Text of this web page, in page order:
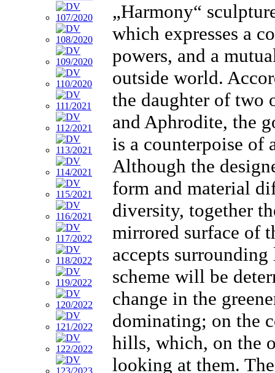
„Harmony“
which expresses a
powers, and a
outside world.
the daughter of two
and Aphrodite, the
is a counterpoise of
Although the
form and material
diversity, together
mirrored surface of
accepts
scheme will be
change in the
dominating; on the
hills, which, on the
looking at them.